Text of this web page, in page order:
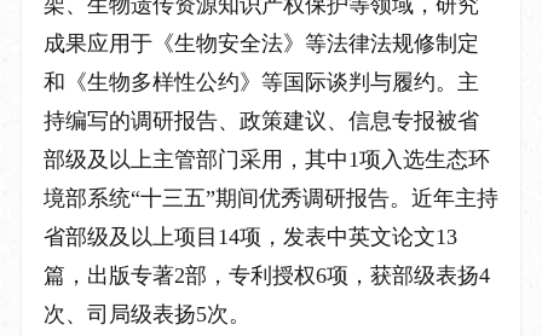
架、生物遗传资源知识产权保护等领域， 研究
成果应用于《生物安全法》等法律法规修制定
和《生物多样性公约》等国际谈判与履约。主
持编写的调研报告、政策建议、信息专报被省
部级及以上主管部门采用，其中1项入选生态环
境部系统“十三五”期间优秀调研报告。近年主持
省部级及以上项目14项，发表中英文论文13
篇，出版专著2部，专利授权6项，获部级表扬4
次、司局级表扬5次。